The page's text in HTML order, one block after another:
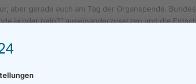
aber gerade auch am Tag der Organspende.
ja oder nein?“ auseinanderzusetzen und die
und Organspender sowie an ihre Familien. Sie
Leben. Das nach wie vor aktuelle Thema soll an